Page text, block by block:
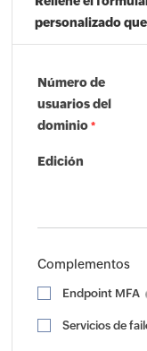
personalizado
Número de
usuarios del
dominio*
Edición
Complementos
Endpoint MFA
Servicios de